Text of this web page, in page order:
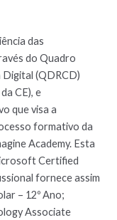
das
do Quadro
Digital (QDRCD)
CE), e
que visa a
formativo da
Academy. Esta
Certified
fornece assim
– 12º Ano;
Associate